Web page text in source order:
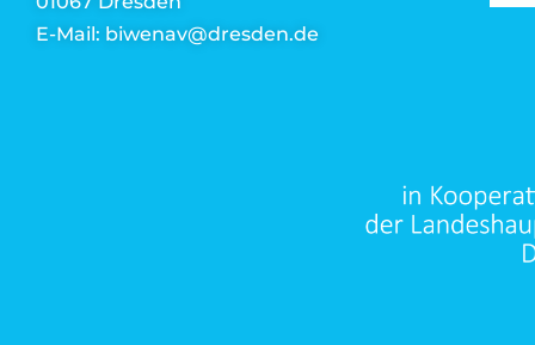
E-Mail: biwenav@dresden.de